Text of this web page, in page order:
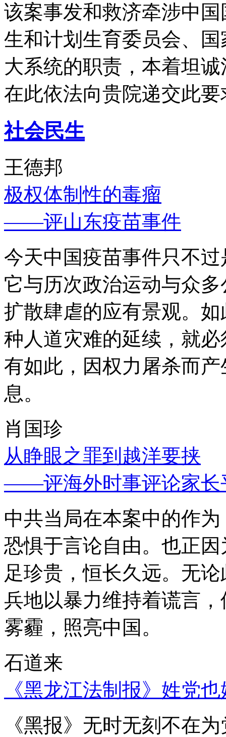
该案事发和救济牵涉中
生和计划生育委员会、
大系统的职责，本着坦
在此依法向贵院递交此要
社会民生
王德邦
极权体制性的毒瘤
——评山东疫苗事件
今天中国疫苗事件只不
它与历次政治运动与众
扩散肆虐的应有景观。
种人道灾难的延续，就
有如此，因权力屠杀而
息。
肖国珍
从睁眼之罪到越洋要挟
——评海外时事评论家长
中共当局在本案中的作
恐惧于言论自由。也正
足珍贵，恒长久远。无
兵地以暴力维持着谎言
雾霾，照亮中国。
石道来
《黑龙江法制报》姓党
《黑报》无时无刻不在